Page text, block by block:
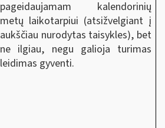
pageidaujamam kalendorinių
metų laikotarpiui (atsižvelgiant į
aukščiau nurodytas taisykles), bet
ne ilgiau, negu galioja turimas
leidimas gyventi.